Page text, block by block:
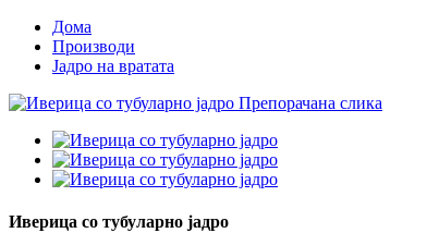
Дома
Производи
Јадро на вратата
Иверица со тубуларно јадро